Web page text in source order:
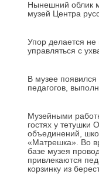
Нынешний облик
музей Центра
Упор делается не
управляться с
В музее
педагогов,
Музейными
гостях у тетушки
объединений,
«Матрешка». Во
базе музея
привлекаются
корзинку из